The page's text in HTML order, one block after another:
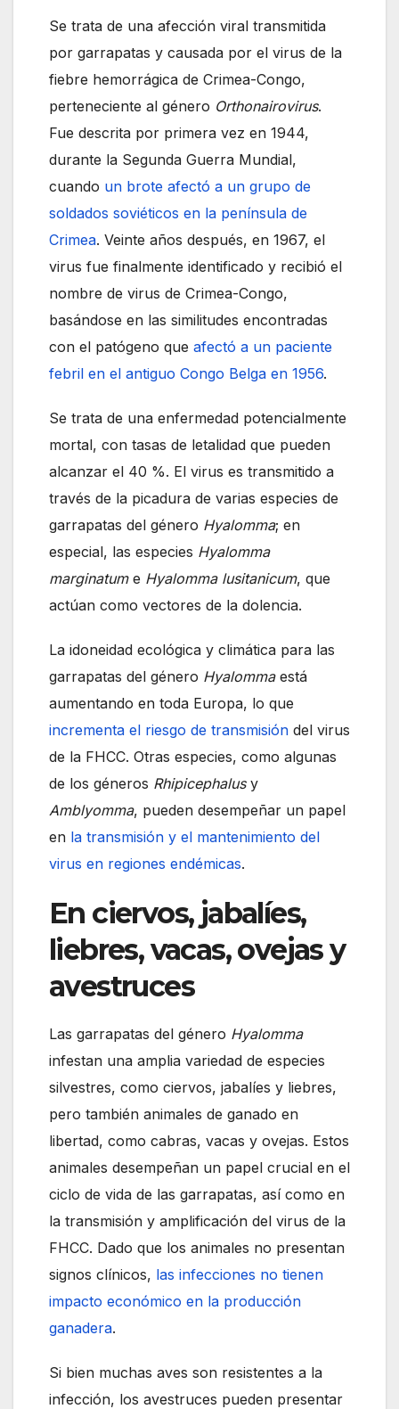
Se trata de una afección viral transmitida
por garrapatas y causada por el virus de la
fiebre hemorrágica de Crimea-Congo,
perteneciente al género Orthonairovirus.
Fue descrita por primera vez en 1944,
durante la Segunda Guerra Mundial,
cuando un brote afectó a un grupo de
soldados soviéticos en la península de
Crimea. Veinte años después, en 1967, el
virus fue finalmente identificado y recibió el
nombre de virus de Crimea-Congo,
basándose en las similitudes encontradas
con el patógeno que afectó a un paciente
febril en el antiguo Congo Belga en 1956.
Se trata de una enfermedad potencialmente
mortal, con tasas de letalidad que pueden
alcanzar el 40 %. El virus es transmitido a
través de la picadura de varias especies de
garrapatas del género Hyalomma; en
especial, las especies Hyalomma
marginatume Hyalomma lusitanicum, que
actúan como vectores de la dolencia.
La idoneidad ecológica y climática para las
garrapatas del género Hyalommaestá
aumentando en toda Europa, lo que
incrementa el riesgo de transmisión del virus
de la FHCC. Otras especies, como algunas
de los géneros Rhipicephalusy
Amblyomma, pueden desempeñar un papel
en la transmisión y el mantenimiento del
virus en regiones endémicas.
En ciervos, jabalíes,
liebres, vacas, ovejas y
avestruces
Las garrapatas del género Hyalomma
infestan una amplia variedad de especies
silvestres, como ciervos, jabalíes y liebres,
pero también animales de ganado en
libertad, como cabras, vacas y ovejas. Estos
animales desempeñan un papel crucial en el
ciclo de vida de las garrapatas, así como en
la transmisión y amplificación del virus de la
FHCC. Dado que los animales no presentan
signos clínicos, las infecciones no tienen
impacto económico en la producción
ganadera.
Si bien muchas aves son resistentes a la
infección, los avestruces pueden presentar